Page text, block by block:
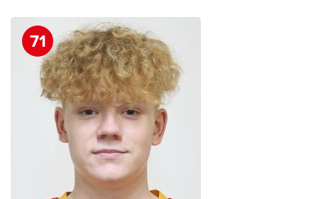
71